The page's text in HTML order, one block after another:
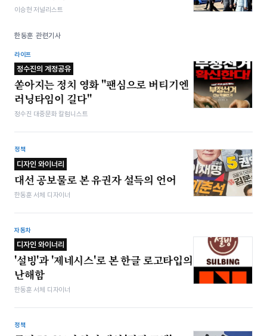
이승현 저널리스트
한동훈 관련기사
라이프
정수진의 계정공유
쏟아지는 정치 영화 "팬심으로 버티기엔
러닝타임이 길다"
정수진 대중문화 칼럼니스트
정책
디자인 와이너리
대선 공보물로 본 유권자 설득의 언어
한동훈 서체 디자이너
자동차
디자인 와이너리
'설빙'과 '제네시스'로 본 한글 로고타입의
난해함
한동훈 서체 디자이너
정책